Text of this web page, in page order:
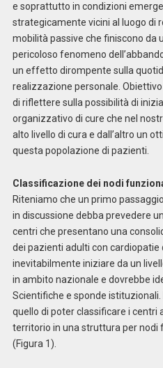
e soprattutto in condizioni
strategicamente vicini al luogo di
mobilità passive che finiscono da
pericoloso fenomeno
un effetto dirompente sulla
realizzazione personale.
di riflettere sulla possibilità di
organizzativo di cure che nel
alto livello di cura e dall’altro un
questa popolazione di pazienti.
Classificazione dei nodi
Riteniamo che un primo
in discussione debba prevedere
centri che presentano una
dei pazienti adulti con cardiopatie
inevitabilmente iniziare da un
in ambito nazionale e dovrebbe
Scientifiche e sponde istituzionali.
quello di poter classificare i centri
territorio in una struttura per nodi
(Figura 1).